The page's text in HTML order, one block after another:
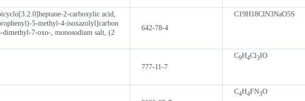
2-carboxylic acid,
5-methyl-4-isoxazolyl]carbon
7-oxo-, monosodium salt, (2
642-78-4
C19H18ClN3NaO5S
777-11-7
C9H4Cl3IO
C4H4FN3O